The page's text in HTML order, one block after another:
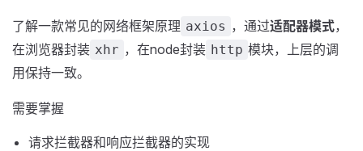
了解一款常见的网络框架原理 axios ，通过适配器模式，
在浏览器封装 xhr ，在node封装 http 模块，上层的调
用保持一致。
需要掌握
请求拦截器和响应拦截器的实现